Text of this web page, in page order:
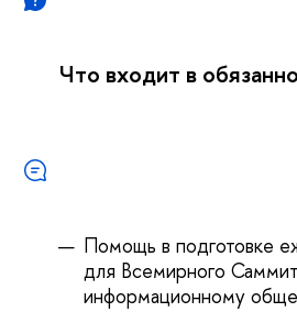
Что входит в
Помощь в подготовке
для Всемирного
информационному